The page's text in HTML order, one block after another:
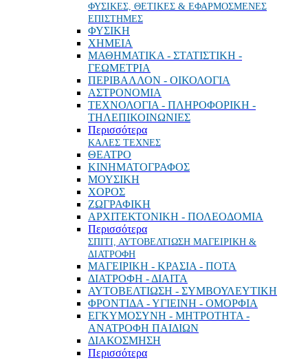
ΦΥΣΙΚΕΣ, ΘΕΤΙΚΕΣ & ΕΦΑΡΜΟΣΜΕΝΕΣ
ΕΠΙΣΤΗΜΕΣ
ΦΥΣΙΚΗ
ΧΗΜΕΙΑ
ΜΑΘΗΜΑΤΙΚΑ - ΣΤΑΤΙΣΤΙΚΗ -
ΓΕΩΜΕΤΡΙΑ
ΠΕΡΙΒΑΛΛΟΝ - ΟΙΚΟΛΟΓΙΑ
ΑΣΤΡΟΝΟΜΙΑ
ΤΕΧΝΟΛΟΓΙΑ - ΠΛΗΡΟΦΟΡΙΚΗ -
ΤΗΛΕΠΙΚΟΙΝΩΝΙΕΣ
Περισσότερα
ΚΑΛΕΣ ΤΕΧΝΕΣ
ΘΕΑΤΡΟ
ΚΙΝΗΜΑΤΟΓΡΑΦΟΣ
ΜΟΥΣΙΚΗ
ΧΟΡΟΣ
ΖΩΓΡΑΦΙΚΗ
ΑΡΧΙΤΕΚΤΟΝΙΚΗ - ΠΟΛΕΟΔΟΜΙΑ
Περισσότερα
ΣΠΙΤΙ, ΑΥΤΟΒΕΛΤΙΩΣΗ ΜΑΓΕΙΡΙΚΗ &
ΔΙΑΤΡΟΦΗ
ΜΑΓΕΙΡΙΚΗ - ΚΡΑΣΙΑ - ΠΟΤΑ
ΔΙΑΤΡΟΦΗ - ΔΙΑΙΤΑ
ΑΥΤΟΒΕΛΤΙΩΣΗ - ΣΥΜΒΟΥΛΕΥΤΙΚΗ
ΦΡΟΝΤΙΔΑ - ΥΓΙΕΙΝΗ - ΟΜΟΡΦΙΑ
ΕΓΚΥΜΟΣΥΝΗ - ΜΗΤΡΟΤΗΤΑ -
ΑΝΑΤΡΟΦΗ ΠΑΙΔΙΩΝ
ΔΙΑΚΟΣΜΗΣΗ
Περισσότερα